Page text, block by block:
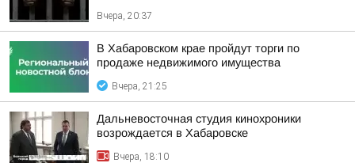
Вчера, 20:37
В Хабаровском крае пройдут торги по
продаже недвижимого имущества
Вчера, 21:25
Дальневосточная студия кинохроники
возрождается в Хабаровске
Вчера, 18:10